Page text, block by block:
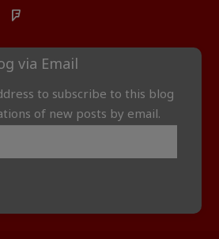
via Email
to subscribe to this blog
of new posts by email.